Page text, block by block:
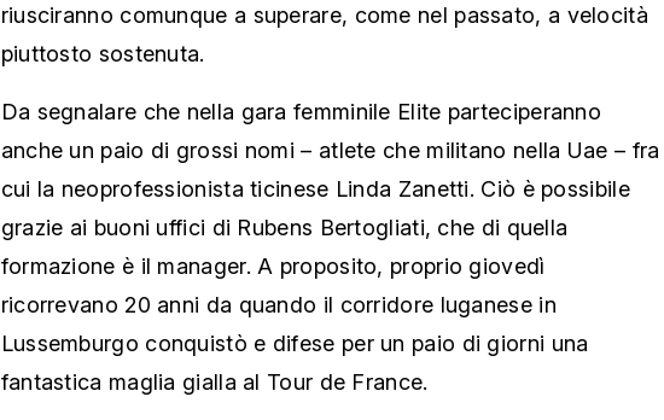
riusciranno comunque a superare, come nel passato, a velocità
piuttosto sostenuta.
Da segnalare che nella gara femminile Elite parteciperanno
anche un paio di grossi nomi – atlete che militano nella Uae – fra
cui la neoprofessionista ticinese Linda Zanetti. Ciò è possibile
grazie ai buoni uffici di Rubens Bertogliati, che di quella
formazione è il manager. A proposito, proprio giovedì
ricorrevano 20 anni da quando il corridore luganese in
Lussemburgo conquistò e difese per un paio di giorni una
fantastica maglia gialla al Tour de France.